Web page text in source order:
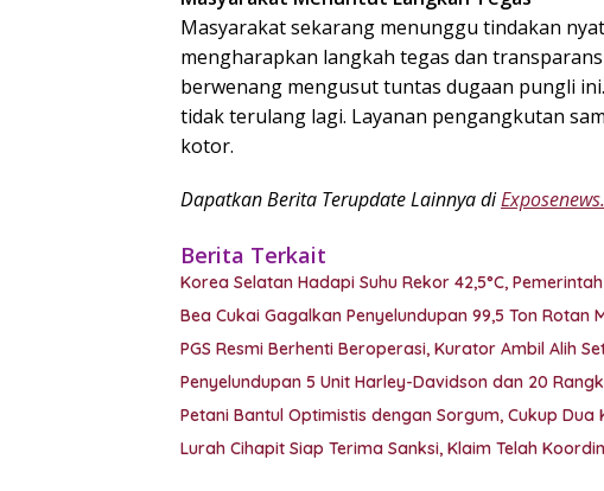
Masyarakat sekarang menunggu tindakan
mengharapkan langkah tegas dan
berwenang mengusut tuntas dugaan pungli
tidak terulang lagi. Layanan pengangkutan
kotor.
Dapatkan Berita Terupdate Lainnya di
Berita Terkait
Korea Selatan Hadapi Suhu Rekor 42,5°C,
Bea Cukai Gagalkan Penyelundupan 99,5 Ton
PGS Resmi Berhenti Beroperasi, Kurator Ambil Alih
Penyelundupan 5 Unit Harley-Davidson dan 20
Petani Bantul Optimistis dengan Sorgum, Cukup Dua
Lurah Cihapit Siap Terima Sanksi, Klaim Telah